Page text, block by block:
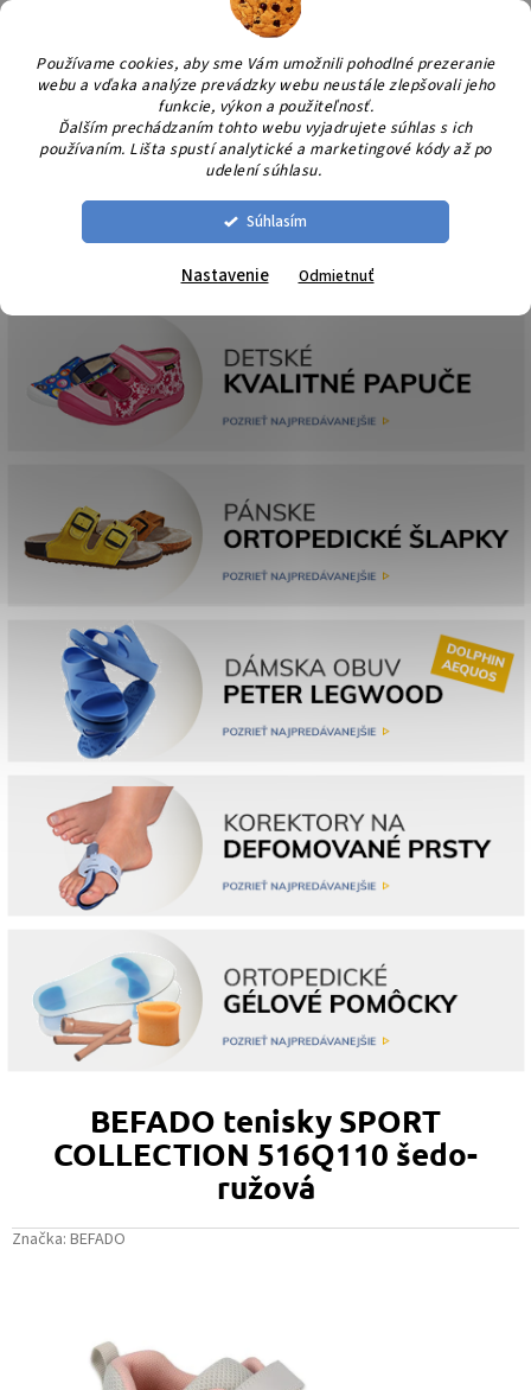
Používame cookies, aby sme Vám umožnili pohodlné prezeranie
webu a vďaka analýze prevádzky webu neustále zlepšovali jeho
funkcie, výkon a použiteľnosť.
Ďalším prechádzaním tohto webu vyjadrujete súhlas s ich
používaním. Lišta spustí analytické a marketingové kódy až po
udelení súhlasu.
Súhlasím
Nastavenie Odmietnuť
Prejsť
obsah
BEFADO tenisky SPORT
COLLECTION 516Q110 šedo-
ružová
Značka: BEFADO